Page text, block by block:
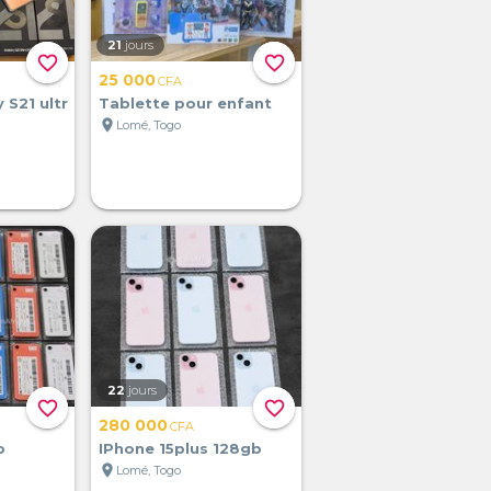
favorite_border
S21 ultr
favorite_border
21 jours
25 000CFA
Tablette pour enfant
location_on Lomé, Togo
favorite_border favorite_border
22 jours
280 000CFA
IPhone 15plus 128gb
location_on Lomé, Togo